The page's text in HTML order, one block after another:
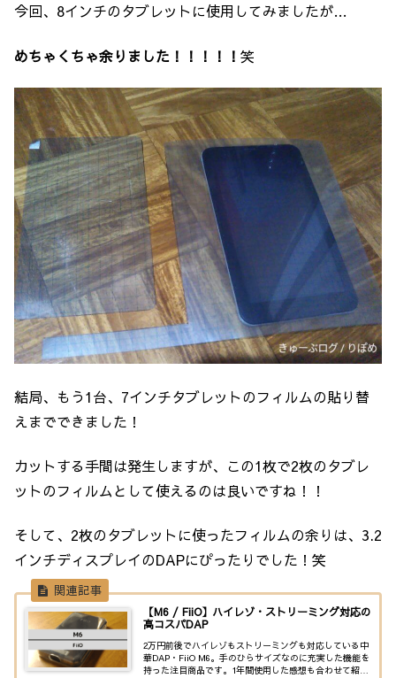
今回、8インチのタブレットに使用してみましたが…
めちゃくちゃ余りました！！！！！ 笑
結局、もう1台、7インチタブレットのフィルムの貼り替
えまでできました！
カットする手間は発生しますが、この1枚で2枚のタブレ
ットのフィルムとして使えるのは良いですね！！
そして、2枚のタブレットに使ったフィルムの余りは、3.2
インチディスプレイのDAPにぴったりでした！笑
【M6 / FiiO】ハイレゾ・ストリーミング対応の
高コスパDAP
2万円前後でハイレゾもストリーミングも対応している中
華DAP・FiiO M6。手のひらサイズなのに充実した機能を
持った注目商品です。1年間使用した感想も合わせて紹介